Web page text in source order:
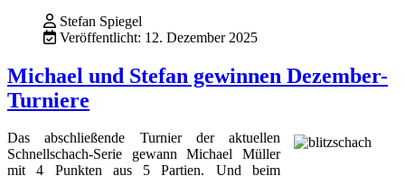
Stefan Spiegel
Veröffentlicht: 12. Dezember 2025
Michael und Stefan gewinnen Dezember-
Turniere
Das abschließende Turnier der aktuellen
Schnellschach-Serie gewann Michael Müller
mit 4 Punkten aus 5 Partien. Und beim